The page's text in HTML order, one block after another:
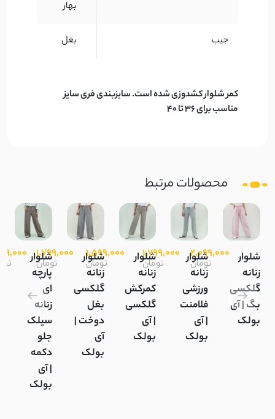
بهار
جیب بغل
کمر شلوار کشدوزی شده است. سایزبندی فری سایز
مناسب برای 36 تا 40
محصولات مرتبط
شلوار
زنانه
گلکسی
بگ | آی
بولک
2,099,000
تومان
شلوار
زنانه
ورزشی
فلامنت
| آی
بولک
1,799,000
تومان
شلوار
زنانه
کمرکش
گلکسی
| آی
بولک
1,599,000
تومان
شلوار
زنانه
گلکسی
بغل
دوخت |
آی
بولک
1,799,000
تومان
شلوار
پارچه
ای
زنانه
سیلک
جلو
دکمه
| آی
بولک